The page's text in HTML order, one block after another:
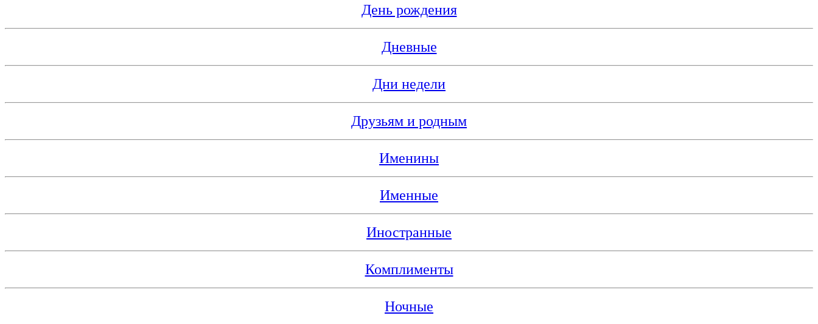
День рождения
Дневные
Дни недели
Друзьям и родным
Именины
Именные
Иностранные
Комплименты
Ночные